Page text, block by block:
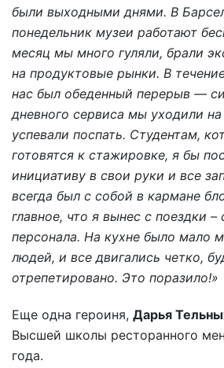
были выходными днями. В
понедельник музеи работают
месяц мы много гуляли, брали
на продуктовые рынки. В
нас был обеденный перерыв —
дневного сервиса мы уходили
успевали поспать. Студентам,
готовятся к стажировке, я бы
инициативу в свои руки и все
всегда был с собой в кармане
главное, что я вынес с поездки –
персонала. На кухне было мало
людей, и все двигались четко,
отрепетировано. Это поразило!»
Еще одна героиня, Дарья
Высшей школы ресторанного
года.